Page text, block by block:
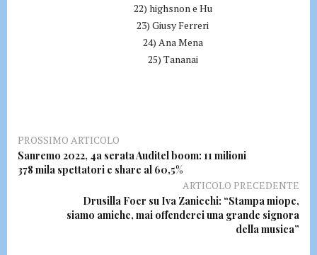
22) highsnon e Hu
23) Giusy Ferreri
24) Ana Mena
25) Tananai
PROSSIMO ARTICOLO
Sanremo 2022, 4a serata Auditel boom: 11 milioni
378 mila spettatori e share al 60,5%
ARTICOLO PRECEDENTE
Drusilla Foer su Iva Zanicchi: “Stampa miope,
siamo amiche, mai offenderei una grande signora
della musica”